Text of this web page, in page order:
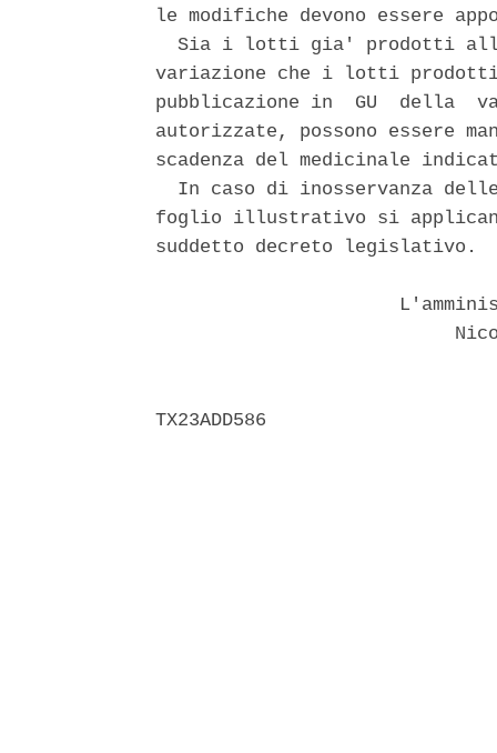
le modifiche devono essere
Sia i lotti gia' prodotti
variazione che i lotti
pubblicazione in  GU  della
autorizzate, possono essere
scadenza del medicinale
In caso di inosservanza
foglio illustrativo si
suddetto decreto legislativo.